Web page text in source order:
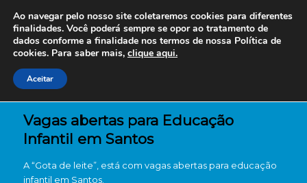
Vagas abertas para Educação
Infantil em Santos
A “Gota de leite”, está com vagas abertas para educação
infantil em Santos.
Ao navegar pelo nosso site coletaremos cookies para diferentes
finalidades. Você poderá sempre se opor ao tratamento de
dados conforme a finalidade nos termos de nossa Política de
cookies. Para saber mais, clique aqui.
Aceitar